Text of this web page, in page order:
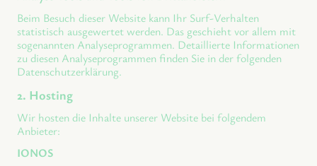
Beim Besuch dieser Website kann Ihr Surf-Verhalten
statistisch ausgewertet werden. Das geschieht vor allem mit
sogenannten Analyseprogrammen. Detaillierte Informationen
zu diesen Analyseprogrammen finden Sie in der folgenden
Datenschutzerklärung.
2. Hosting
Wir hosten die Inhalte unserer Website bei folgendem
Anbieter:
IONOS